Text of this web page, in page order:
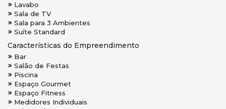
Lavabo
Sala de TV
Sala para 3 Ambientes
Suíte Standard
Características do Empreendimento
Bar
Salão de Festas
Piscina
Espaço Gourmet
Espaço Fitness
Medidores Individuais